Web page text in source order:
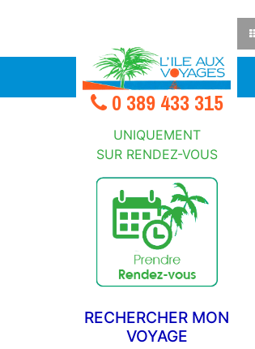
0 389 433 315
UNIQUEMENT
SUR RENDEZ-VOUS
RECHERCHER MON
VOYAGE